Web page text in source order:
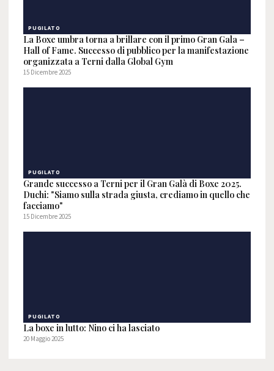
PUGILATO
La Boxe umbra torna a brillare con il primo Gran Gala –
Hall of Fame. Successo di pubblico per la manifestazione
organizzata a Terni dalla Global Gym
15 Dicembre 2025
PUGILATO
Grande successo a Terni per il Gran Galà di Boxe 2025.
Duchi: "Siamo sulla strada giusta, crediamo in quello che
facciamo"
15 Dicembre 2025
PUGILATO
La boxe in lutto: Nino ci ha lasciato
20 Maggio 2025